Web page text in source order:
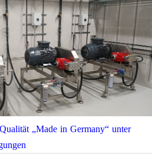
„Made in Germany“ unter